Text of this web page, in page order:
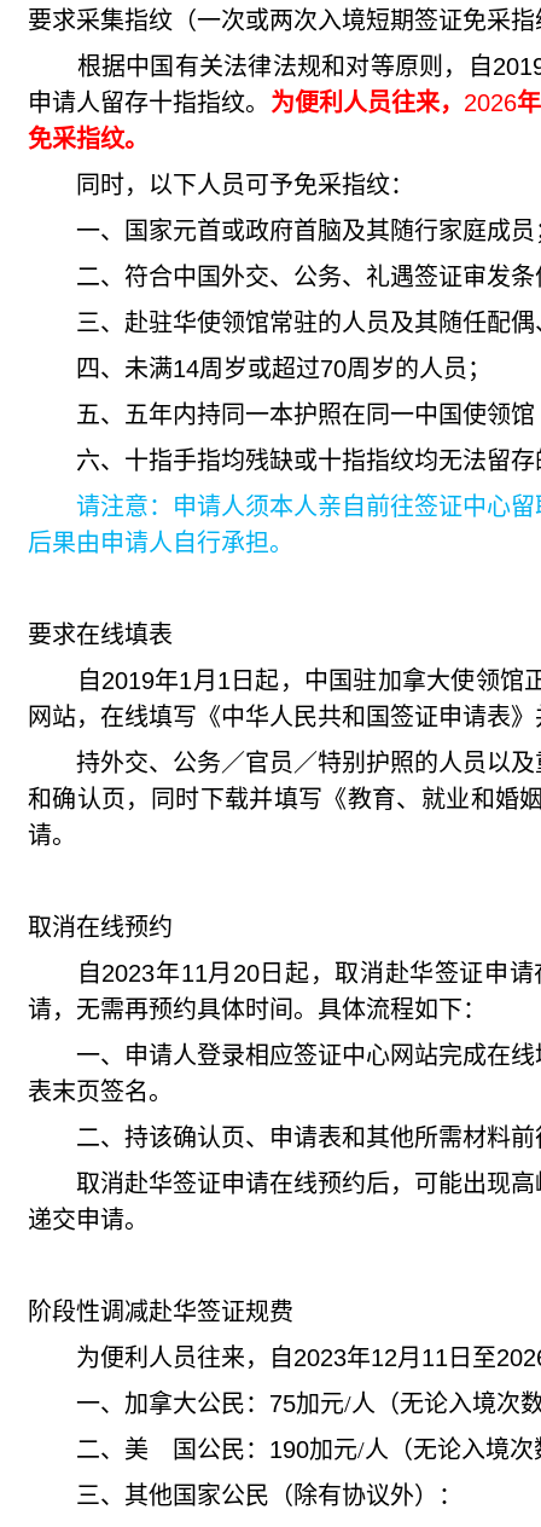
要求采集指纹（一次或两次入境短期签证免采指
根据中国有关法律法规和对等原则，
自
申请人留存十指指纹。 为便利人员往来， 2026年
免采指纹。
同时，以下人员可予免采指纹：
一、国家元首或政府首脑及其随行家庭成员
二、符合中国外交、公务、礼遇签证审发条
三、赴驻华使领馆常驻的人员及其随任配偶
四、未满14周岁或超过70周岁的人员；
五、五年内持同一本护照在同一中国使领馆
六、十指手指均残缺或十指指纹均无法留存
请注意：申请人须本人亲自前往签证中心留
后果由申请人自行承担。
要求在线填表
自 2019年1月 1 日起，中国驻加拿大使领馆
网站，在线填写《中华人民共和国签证申请表
持外交、公务／官员／特别护照的人员以及
和确认页，同时下载并填写《教育、就业和婚
请。
取消在线预约
自 2023年11月 20日起，取消赴华签证申
请，无需再预约具体时间。具体流程如下：
一、申请人登录相应签证中心网站完成在线
表末页签名。
二、持该确认页、申请表和其他所需材料前
取消赴华签证申请在线预约后，可能出现高
递交申请。
阶段性调减赴华签证规费
为便利人员往来，自 2023年12月 11 日至
一、加拿大公民： 75加元/人（无论入境次
二、美 国公民： 190加元/人（无论入境次
三、其他国家公民（除有协议外）：